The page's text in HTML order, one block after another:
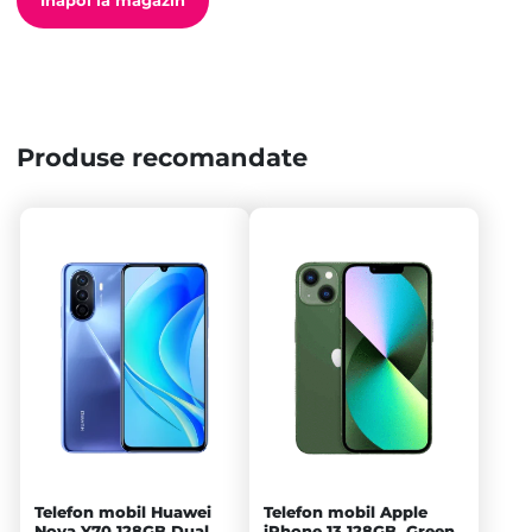
Produse recomandate
Telefon mobil Huawei
Telefon mobil Apple